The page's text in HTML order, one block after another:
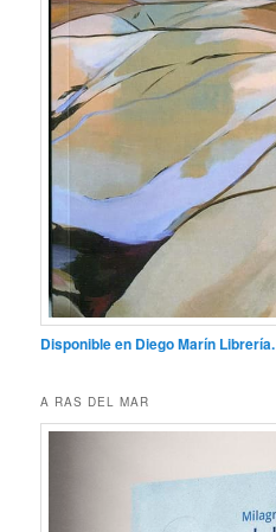
Disponible en Diego Marín Librería.
A RAS DEL MAR